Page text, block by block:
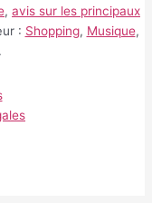
, avis sur les principaux
: Shopping, Musique,
.